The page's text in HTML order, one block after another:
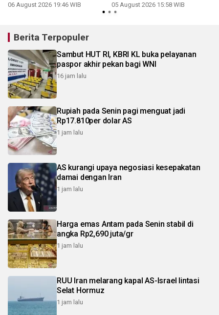
06 August 2026 19:46 WIB 05 August 2026 15:58 WIB
Berita Terpopuler
Sambut HUT RI, KBRI KL buka pelayanan
paspor akhir pekan bagi WNI
16 jam lalu
Rupiah pada Senin pagi menguat jadi
Rp17.810per dolar AS
1 jam lalu
AS kurangi upaya negosiasi kesepakatan
damai dengan Iran
1 jam lalu
Harga emas Antam pada Senin stabil di
angka Rp2,690 juta/gr
1 jam lalu
RUU Iran melarang kapal AS-Israel lintasi
Selat Hormuz
1 jam lalu